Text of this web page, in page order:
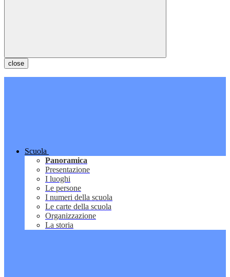
close
Scuola
Panoramica
Presentazione
I luoghi
Le persone
I numeri della scuola
Le carte della scuola
Organizzazione
La storia